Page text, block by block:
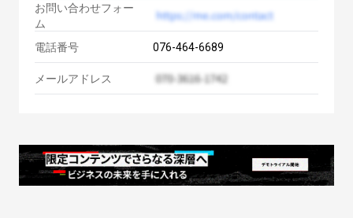
お問い合わせフォー
ム
電話番号
076-464-6689
メールアドレス